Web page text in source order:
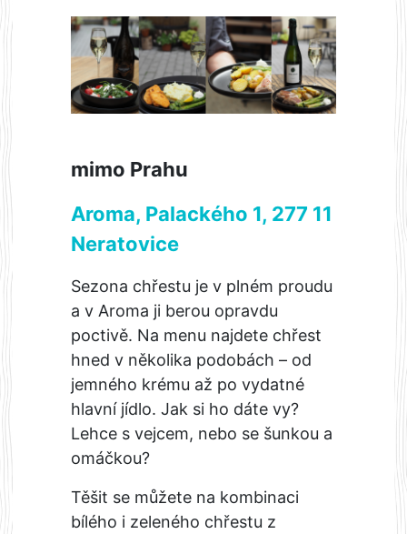
mimo Prahu
Aroma, Palackého 1, 277 11
Neratovice
Sezona chřestu je v plném proudu
a v Aroma ji berou opravdu
poctivě. Na menu najdete chřest
hned v několika podobách – od
jemného krému až po vydatné
hlavní jídlo. Jak si ho dáte vy?
Lehce s vejcem, nebo se šunkou a
omáčkou?
Těšit se můžete na kombinaci
bílého i zeleného chřestu z